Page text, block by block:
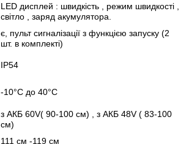
LED дисплей : швидкість , режим швидкості ,
світло , заряд акумулятора.
є, пульт сигналізації з функцією запуску (2
шт. в комплекті)
IP54
-10°C до 40°C
з АКБ 60V( 90-100 см) , з АКБ 48V ( 83-100
см)
111 см -119 см